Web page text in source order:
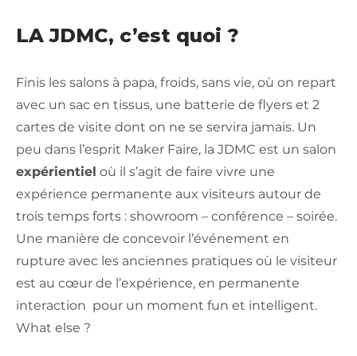
LA JDMC, c’est quoi ?
Finis les salons à papa, froids, sans vie, où on repart
avec un sac en tissus, une batterie de flyers et 2
cartes de visite dont on ne se servira jamais. Un
peu dans l’esprit Maker Faire, la JDMC est un salon
expérientiel où il s’agit de faire vivre une
expérience permanente aux visiteurs autour de
trois temps forts : showroom – conférence – soirée.
Une manière de concevoir l’événement en
rupture avec les anciennes pratiques où le visiteur
est au cœur de l’expérience, en permanente
interaction pour un moment fun et intelligent.
What else ?